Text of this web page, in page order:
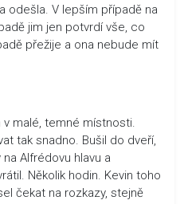
odešla. V lepším případě na
jim jen potvrdí vše, co
přežije a ona nebude mít
v malé, temné místnosti.
tak snadno. Bušil do dveří,
Alfrédovu hlavu a
Několik hodin. Kevin toho
čekat na rozkazy, stejně